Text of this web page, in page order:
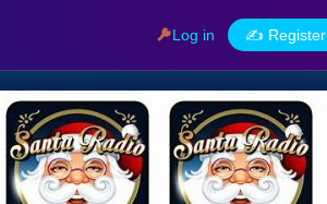
Log in ✍️ Register